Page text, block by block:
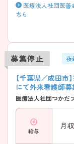
医療法人社団医
ちら
募集停止 夜
【千葉県／成田
にて外来看護師
医療法人社団つかだ
給与
月収